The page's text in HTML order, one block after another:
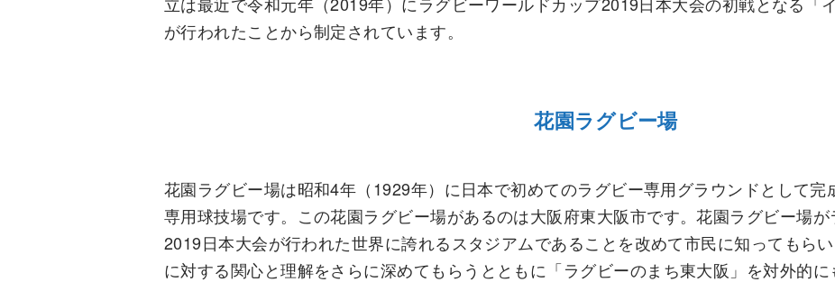
が行われたことから制定されています。
花園ラグビー場
花園ラグビー場は昭和4年（1929年）に日本で初めてのラグビー専用グラウンドとして完
専用球技場です。この花園ラグビー場があるのは大阪府東大阪市です。花園ラグビー場
2019日本大会が行われた世界に誇れるスタジアムであることを改めて市民に知ってもら
に対する関心と理解をさらに深めてもらうとともに「ラグビーのまち東大阪」を対外的